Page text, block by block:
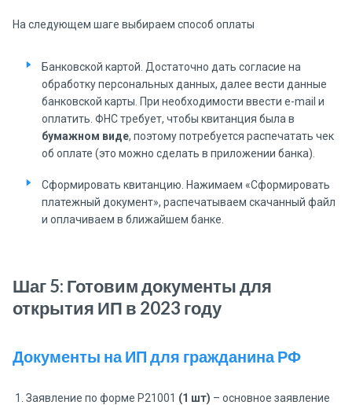
На следующем шаге выбираем способ оплаты
Банковской картой. Достаточно дать согласие на
обработку персональных данных, далее вести данные
банковской карты. При необходимости ввести e-mail и
оплатить. ФНС требует, чтобы квитанция была в
бумажном виде, поэтому потребуется распечатать чек
об оплате (это можно сделать в приложении банка).
Сформировать квитанцию. Нажимаем «Сформировать
платежный документ», распечатываем скачанный файл
и оплачиваем в ближайшем банке.
Шаг 5: Готовим документы для
открытия ИП в 2023 году
Документы на ИП для гражданина РФ
Заявление по форме P21001 (1 шт) – основное заявление